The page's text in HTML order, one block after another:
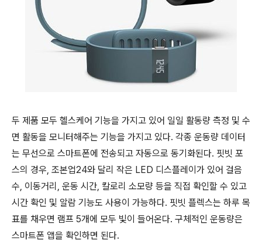
두 제품 모두 헬스케어 기능을 가지고 있어 일일 활동량 측정 및 수
면 활동을 모니터해주는 기능을 가지고 있다. 각종 운동량 데이터
는 무선으로 스마트폰에 전송되고 자동으로 동기화된다. 핏빗 포
스의 경우, 조본업24와 달리 작은 LED 디스플레이가 있어 걸음
수, 이동거리, 운동 시간, 칼로리 소모량 등을 직접 확인할 수 있고
시간 확인 및 알람 기능도 사용이 가능하다. 핏빗 플렉스는 하루 목
표를 채우면 램프 5개에 모두 빛이 들어온다. 구체적인 운동량은
스마트폰 앱을 확인하면 된다.